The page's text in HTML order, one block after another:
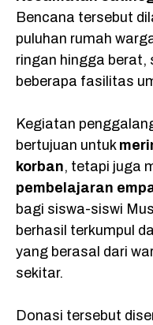
Bencana tersebut
puluhan rumah
ringan hingga berat,
beberapa fasilitas
Kegiatan
bertujuan untuk
korban, tetapi juga
pembelajaran
bagi siswa-siswi
berhasil terkumpul
yang berasal dari
sekitar.
Donasi tersebut